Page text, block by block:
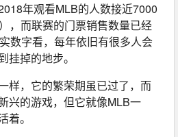
年观看MLB的人数接近7000
，而联赛的门票销售数量已经
数字看，每年依旧有很多人会
挂掉的地步。
样，它的繁荣期虽已过了，而
兴的游戏，但它就像MLB一
着。